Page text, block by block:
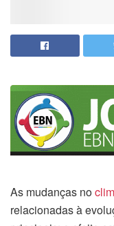
As mudanças no
relacionadas à